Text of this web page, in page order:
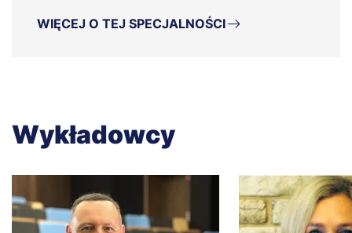
WIĘCEJ O TEJ SPECJALNOŚCI
Wykładowcy